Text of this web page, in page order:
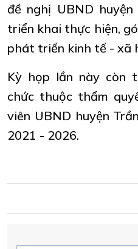
đề nghị UBND
triển khai thực hiện,
phát triển kinh tế - xã
Kỳ họp lần này còn
chức thuộc thẩm
viên UBND huyện
2021 - 2026.